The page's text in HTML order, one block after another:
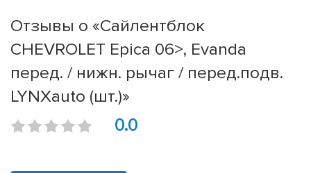
Отзывы о «Сайлентблок
CHEVROLET Epica 06>, Evanda
перед. / нижн. рычаг / перед.подв.
LYNXauto (шт.)»
0.0